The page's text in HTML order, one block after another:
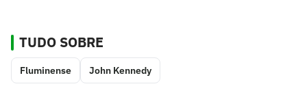
TUDO SOBRE
Fluminense John Kennedy